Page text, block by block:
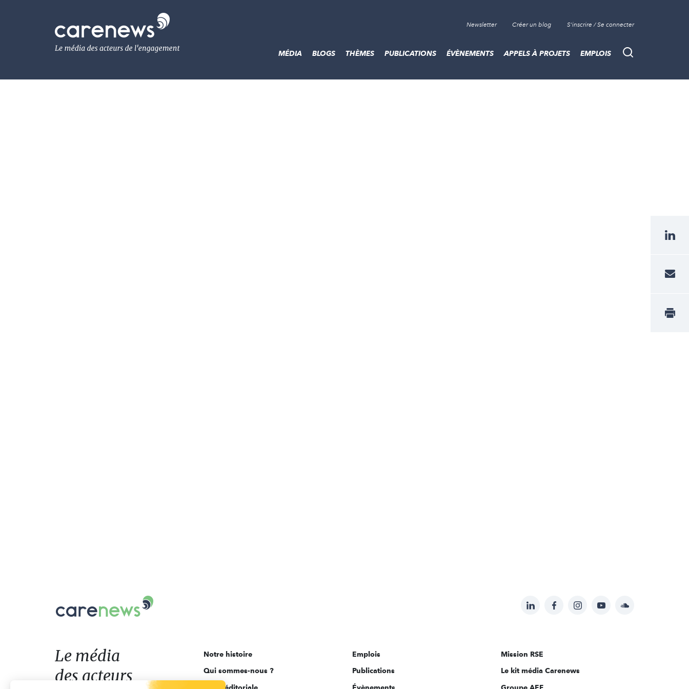
Le
média
de
Newsletter Créer un blog S'inscrire / Se connecter
Recherche
MÉDIA BLOGS THÈMES PUBLICATIONS ÉVÈNEMENTS APPELS À PROJETS EMPLOIS
Suivez-
sur:
LinkedInFacebookInstagramYouTubeSoundcloud
Le
acteurs
de
l'engagement
Le média
des acteurs
Notre histoire
Qui sommes-nous ?
Emplois
Publications
Mission RSE
Le kit média Carenews